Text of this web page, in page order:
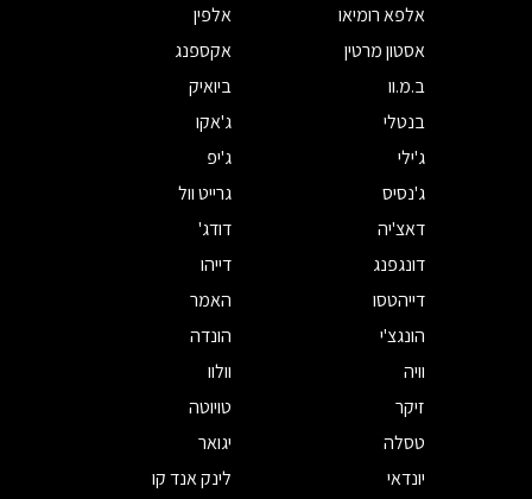
אלפא רומיאו
אלפין
אסטון מרטין
אקספנג
ב.מ.וו
ביואיק
בנטלי
ג'אקו
ג'ילי
ג'יפ
ג'נסיס
גרייט וול
דאצ'יה
דודג'
דונגפנג
דייהו
דייהטסו
האמר
הונגצ'י
הונדה
וויה
וולוו
זיקר
טויוטה
טסלה
יגואר
יונדאי
לינק אנד קו